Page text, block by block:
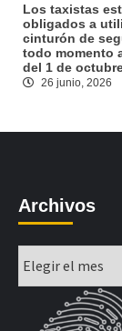
Los taxistas
obligados a
cinturón de
todo momento
del 1 de
26 junio, 2026
Archivos